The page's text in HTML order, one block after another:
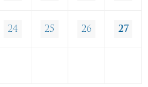
24 25 26 27